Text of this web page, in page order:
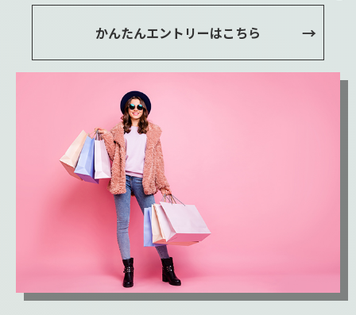
かんたんエントリーはこちら